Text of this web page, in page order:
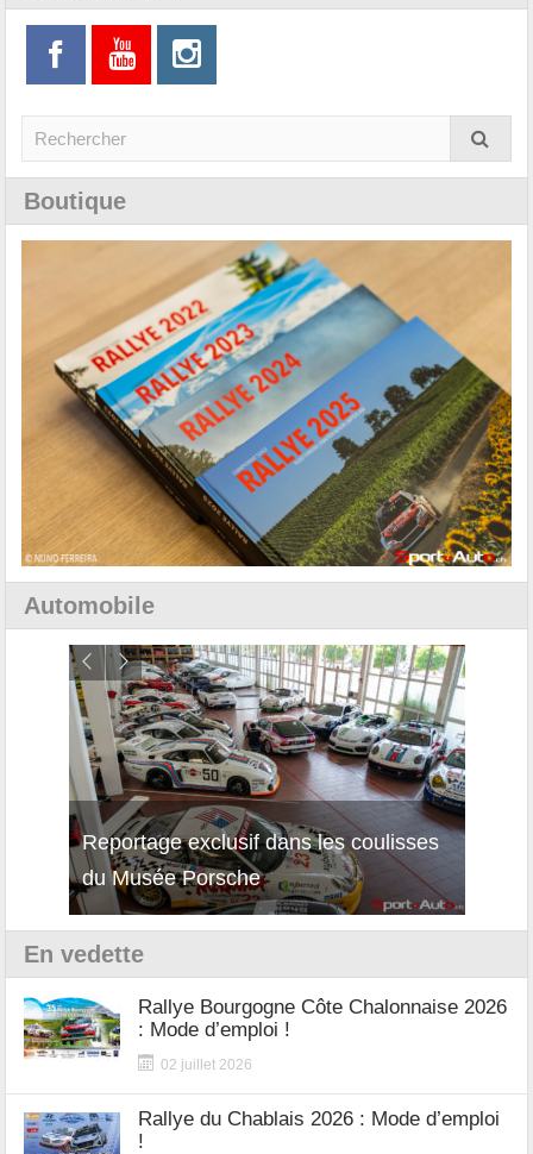
Boutique
Automobile
Reportage exclusif dans les coulisses
du Musée Porsche
En vedette
Rallye Bourgogne Côte Chalonnaise 2026
: Mode d’emploi !
02 juillet 2026
Rallye du Chablais 2026 : Mode d’emploi
!